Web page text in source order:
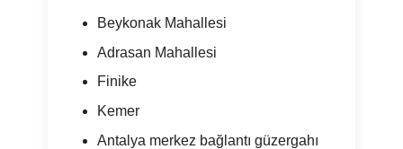
Beykonak Mahallesi
Adrasan Mahallesi
Finike
Kemer
Antalya merkez bağlantı güzergahı